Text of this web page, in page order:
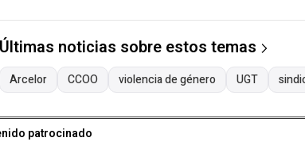
Últimas noticias sobre estos temas
Arcelor CCOO violencia de género UGT
patrocinado